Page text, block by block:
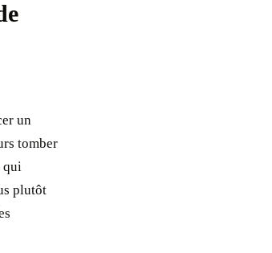
un
tomber
qui
plutôt